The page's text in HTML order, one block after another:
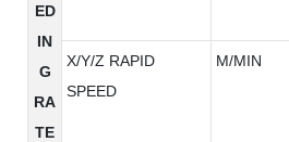
ED
IN
G
RA
TE
X/Y/Z RAPID
SPEED
M/MIN